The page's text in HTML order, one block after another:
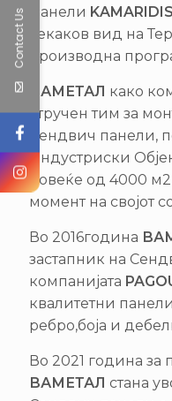
Панели
секаков вид на
производна
ВАМЕТАЛ како
стручен тим за
Сендвич панели,
Индустриски
повеќе од 4000 м2
момент на својот
Во 2016година
застапник на
компанијата
квалитетни
ребро,боја и
Во 2021 година за
ВАМЕТАЛ стана
Contact Us